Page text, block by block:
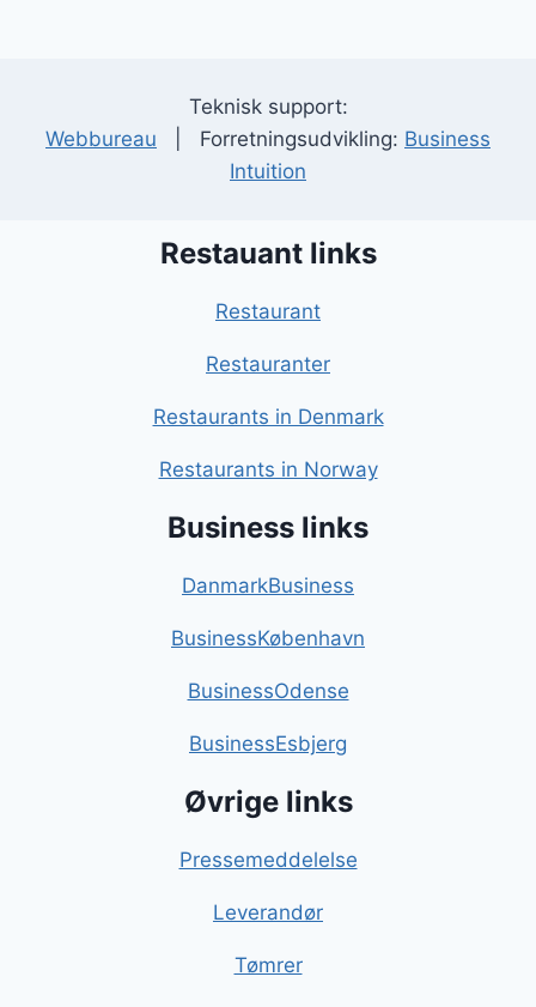
Teknisk support:
Webbureau | Forretningsudvikling: Business
Intuition
Restauant links
Restaurant
Restauranter
Restaurants in Denmark
Restaurants in Norway
Business links
DanmarkBusiness
BusinessKøbenhavn
BusinessOdense
BusinessEsbjerg
Øvrige links
Pressemeddelelse
Leverandør
Tømrer